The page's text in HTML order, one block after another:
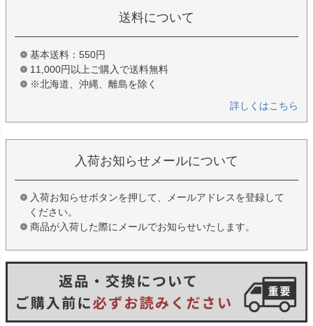
送料について
基本送料：550円
11,000円以上ご購入で送料無料
※北海道、沖縄、離島を除く
詳しくはこちら
入荷お知らせメールについて
入荷お知らせボタンを押して、メールアドレスを登録して
ください。
商品が入荷した際にメールでお知らせいたします。